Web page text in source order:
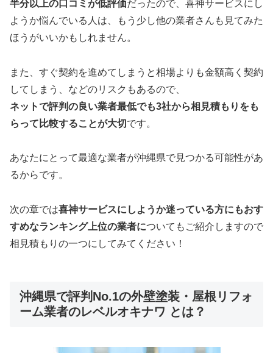
半分以上の口コミが低評価だったので、喜神サービスにし
ようか悩んでいる人は、もう少し他の業者さんも見てみた
ほうがいいかもしれません。
また、すぐ契約を進めてしまうと相場よりも金額高く契約
してしまう、などのリスクもあるので、
ネットで評判の良い業者最低でも3社から相見積もりをも
らって比較することが大切 です。
あなたにとって最適な業者が沖縄県で見つかる可能性があ
るからです。
次の章では喜神サービスにしようか迷っている方にもおす
すめなランキング上位の業者についてもご紹介しますので
相見積もりの一つにしてみてください！
沖縄県で評判No.1の外壁塗装・屋根リフォ
ーム業者のレベルオキナワ とは？